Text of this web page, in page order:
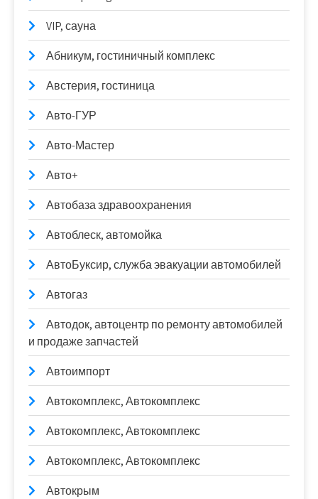
VIP, сауна
Абникум, гостиничный комплекс
Австерия, гостиница
Авто-ГУР
Авто-Мастер
Авто+
Автобаза здравоохранения
Автоблеск, автомойка
АвтоБуксир, служба эвакуации автомобилей
Автогаз
Автодок, автоцентр по ремонту автомобилей
и продаже запчастей
Автоимпорт
Автокомплекс, Автокомплекс
Автокомплекс, Автокомплекс
Автокомплекс, Автокомплекс
Автокрым